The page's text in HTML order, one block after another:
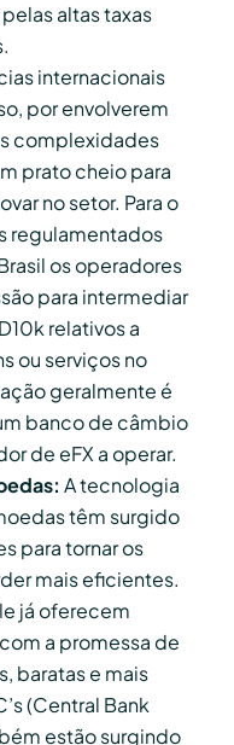
altas taxas
internacionais
por envolverem
complexidades
prato cheio para
no setor. Para o
regulamentados
os operadores
para intermediar
relativos a
ou serviços no
geralmente é
banco de câmbio
de eFX a operar.
A tecnologia
têm surgido
para tornar os
mais eficientes.
já oferecem
a promessa de
baratas e mais
(Central Bank
estão surgindo